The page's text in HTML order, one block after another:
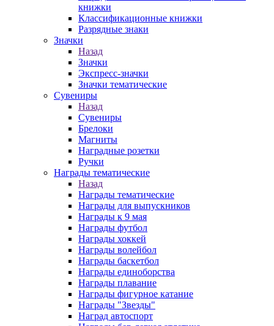
книжки
Классификационные книжки
Разрядные знаки
Значки
Назад
Значки
Экспресс-значки
Значки тематические
Сувениры
Назад
Сувениры
Брелоки
Магниты
Наградные розетки
Ручки
Награды тематические
Назад
Награды тематические
Награды для выпускников
Награды к 9 мая
Награды футбол
Награды хоккей
Награды волейбол
Награды баскетбол
Награды единоборства
Награды плавание
Награды фигурное катание
Награды "Звезды"
Наград автоспорт